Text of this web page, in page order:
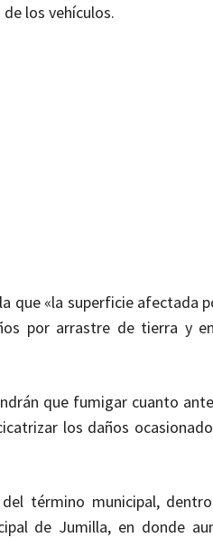
los vehículos.
que «la superficie afectada
por arrastre de tierra y
que fumigar cuanto
los daños
término municipal,
de Jumilla, en donde